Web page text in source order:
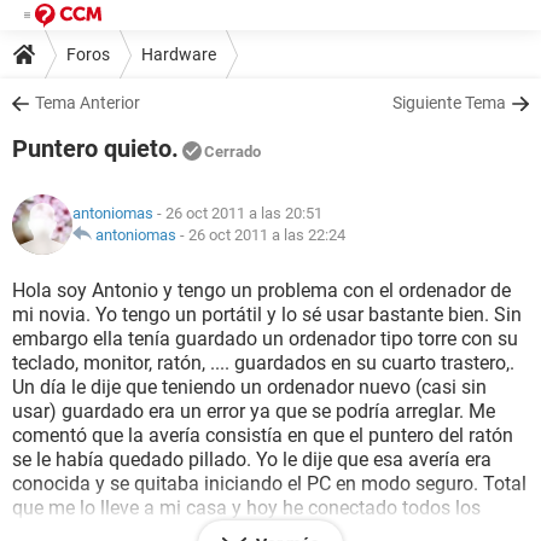
Foros Hardware
Tema Anterior Siguiente Tema
Puntero quieto. Cerrado
antoniomas - 26 oct 2011 a las 20:51
antoniomas - 26 oct 2011 a las 22:24
Hola soy Antonio y tengo un problema con el ordenador de
mi novia. Yo tengo un portátil y lo sé usar bastante bien. Sin
embargo ella tenía guardado un ordenador tipo torre con su
teclado, monitor, ratón, .... guardados en su cuarto trastero,.
Un día le dije que teniendo un ordenador nuevo (casi sin
usar) guardado era un error ya que se podría arreglar. Me
comentó que la avería consistía en que el puntero del ratón
se le había quedado pillado. Yo le dije que esa avería era
conocida y se quitaba iniciando el PC en modo seguro. Total
que me lo lleve a mi casa y hoy he conectado todos los
cables y lo he encendido. He pulsado en el inicio f8 y f5 y no